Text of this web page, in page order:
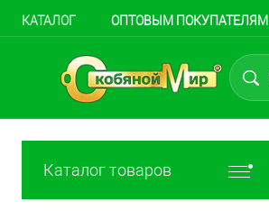
КАТАЛОГ ОПТОВЫМ ПОКУПАТЕЛЯМ
Каталог товаров